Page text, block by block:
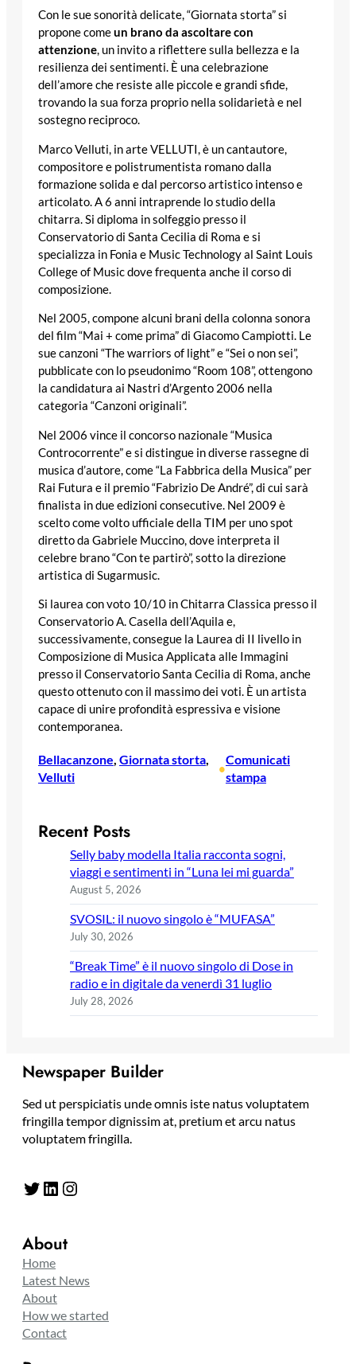
Con le sue sonorità delicate, “Giornata storta” si
propone comeun brano da ascoltare con
attenzione, un invito a riflettere sulla bellezza e la
resilienza dei sentimenti. È una celebrazione
dell’amore che resiste alle piccole e grandi sfide,
trovando la sua forza proprio nella solidarietà e nel
sostegno reciproco.
MarcoVelluti, in arteVELLUTI, è un cantautore,
compositore e polistrumentista romano dalla
formazione solida e dal percorso artistico intenso e
articolato. A 6 anni intraprende lo studio della
chitarra. Si diploma in solfeggio presso il
Conservatorio di Santa Cecilia di Roma e si
specializza in Fonia e Music Technology al Saint Louis
College of Music dove frequenta anche il corso di
composizione.
Nel 2005, compone alcuni brani della colonna sonora
del film “Mai + come prima” di Giacomo Campiotti. Le
sue canzoni “The warriors of light” e “Sei o non sei”,
pubblicate con lo pseudonimo “Room 108”, ottengono
la candidatura ai Nastri d’Argento 2006 nella
categoria “Canzoni originali”.
Nel 2006 vince il concorso nazionale “Musica
Controcorrente” e si distingue in diverse rassegne di
musica d’autore, come “La Fabbrica della Musica” per
Rai Futura e il premio “Fabrizio De André”, di cui sarà
finalista in due edizioni consecutive. Nel 2009 è
scelto come volto ufficiale della TIM per uno spot
diretto da Gabriele Muccino, dove interpreta il
celebre brano “Con te partirò”, sotto la direzione
artistica di Sugarmusic.
Si laurea con voto 10/10 in Chitarra Classica presso il
Conservatorio A. Casella dell’Aquila e,
successivamente, consegue la Laurea di II livello in
Composizione di Musica Applicata alle Immagini
presso il Conservatorio Santa Cecilia di Roma, anche
questo ottenuto con il massimo dei voti. È un artista
capace di unire profondità espressiva e visione
contemporanea.
Bellacanzone, Giornata storta
Velluti
•
Comunicati
stampa
Recent Posts
Selly baby modella Italia racconta sogni,
viaggi e sentimenti in “Luna lei mi guarda”
August 5, 2026
SVOSIL: il nuovo singolo è “MUFASA”
July 30, 2026
“Break Time” è il nuovo singolo di Dose in
radio e in digitale da venerdì 31 luglio
July 28, 2026
Newspaper Builder
Sed ut perspiciatis unde omnis iste natus voluptatem
fringilla tempor dignissim at, pretium et arcu natus
voluptatem fringilla.
Twitter LinkedIn Instagram
About
Home
Latest News
About
How we started
Contact